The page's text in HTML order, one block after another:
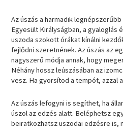
Az úszás a harmadik
Egyesült Királyságban, a gyaloglás
uszoda szokott órákat kínálni
fejlődni szeretnének. Az úszás az
nagyszerű módja annak, hogy
Néhány hossz leúszásában az
vesz. Ha gyorsítod a tempót, azzal
Az úszás lefogyni is segíthet, ha
úszol az edzés alatt. Beléphetsz
beiratkozhatsz uszodai edzésre is,